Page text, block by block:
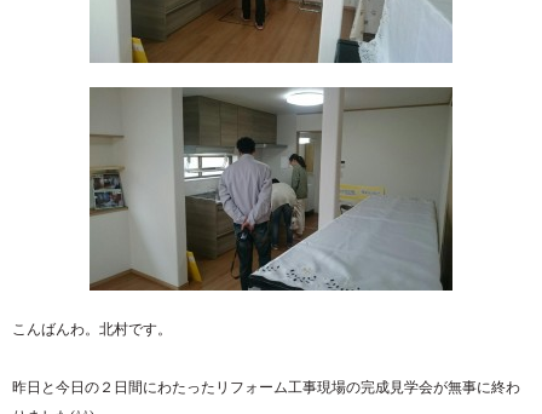
こんばんわ。北村です。
昨日と今日の２日間にわたったリフォーム工事現場の完成見学会が無事に終わ